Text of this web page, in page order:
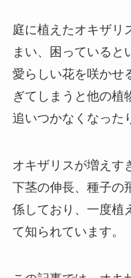
庭に植えたオキザリ
まい、困っていると
愛らしい花を咲かせ
ぎてしまうと他の植
追いつかなくなった
オキザリスが増えす
下茎の伸長、種子の
係しており、一度植
て知られています。